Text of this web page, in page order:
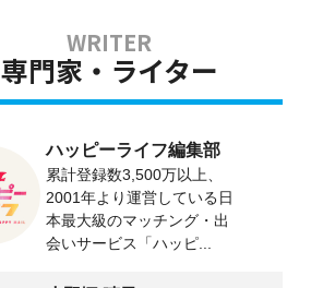
専門家・ライター
ハッピーライフ編集部
累計登録数3,500万以上、
2001年より運営している日
本最大級のマッチング・出
会いサービス「ハッピ...